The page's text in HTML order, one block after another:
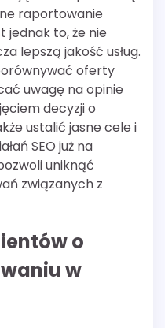
raportowanie
jednak to, że nie
lepszą jakość usług.
oferty
uwagę na opinie
decyzji o
ustalić jasne cele i
SEO już na
uniknąć
związanych z
o
w